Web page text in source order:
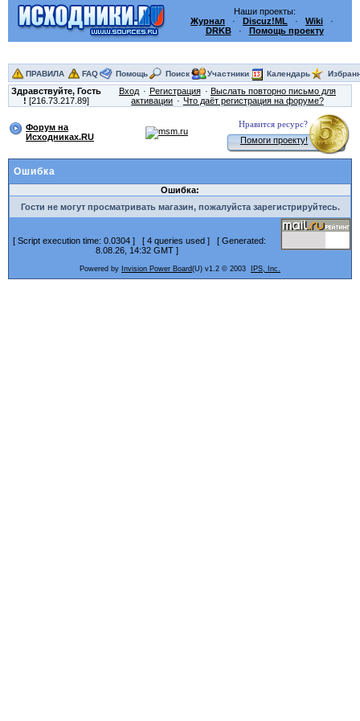
Наши проекты:
Журнал · Discuz!ML · Wiki ·
DRKB· Помощь проекту
ПРАВИЛА FAQ Помощь Поиск Участники Календарь
Здравствуйте, Гость
! [216.73.217.89]
Вход Регистрация
Выслать повторно письмо для
активации
Что даёт регистрация на форуме?
Форум на
Исходниках.RU
Нравится ресурс?
Помоги проекту!
Ошибка
Ошибка:
Гости не могут просматривать магазин, пожалуйста зарегистрируйтесь.
[ Script execution time: 0.0304 ] [ 4 queries used ] [ Generated:
8.08.26, 14:32 GMT ]
Powered by Invision Power Board(U) v1.2 © 2003 IPS, Inc.